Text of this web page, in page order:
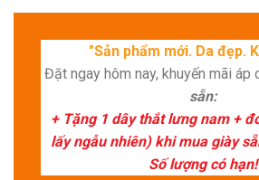
"Sản phẩm mới. Da đẹp.
Đặt ngay hôm nay, khuyến mãi áp
sẵn:
+ Tặng 1 dây thắt lưng nam +
lấy ngẫu nhiên) khi mua giày
Số lượng có hạn!